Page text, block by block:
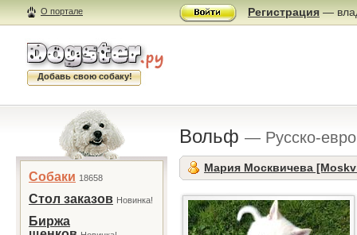
О портале Регистрация —
Добавь свою собаку!
Собаки 18658
Стол заказов Новинка!
Биржа
Вольф — Русско-
Мария Москвичева